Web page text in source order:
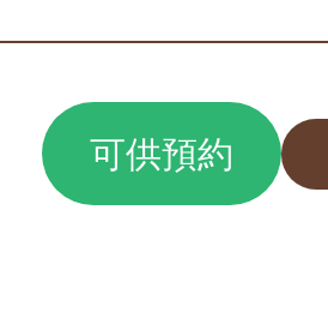
可供預約